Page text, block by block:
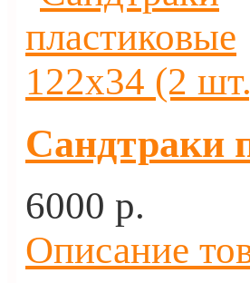
Сандтраки
6000 p.
Описание